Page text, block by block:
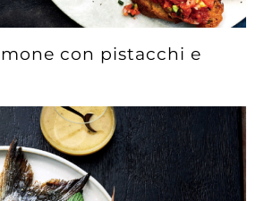
con pistacchi e